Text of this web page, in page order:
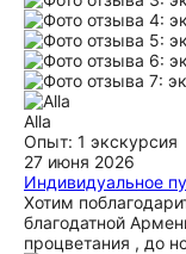
Alla
Опыт: 1 экскурсия
27 июня 2026
Индивидуальное
Хотим
благодатной
процветания , до